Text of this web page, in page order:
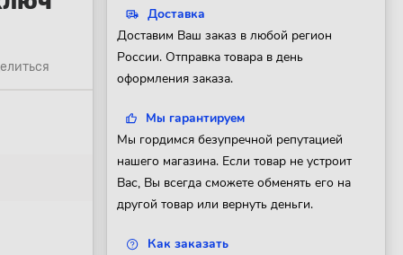
Доставка
Доставим Ваш заказ в любой регион
России. Отправка товара в день
оформления заказа.
Мы гарантируем
Мы гордимся безупречной репутацией
нашего магазина. Если товар не устроит
Вас, Вы всегда сможете обменять его на
другой товар или вернуть деньги.
Как заказать